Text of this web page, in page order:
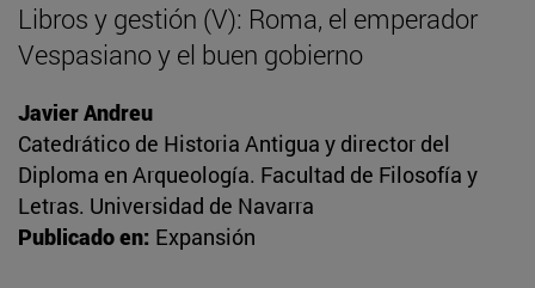
Libros y gestión (V): Roma, el emperador
Vespasiano y el buen gobierno
Javier Andreu
Catedrático de Historia Antigua y director del
Diploma en Arqueología. Facultad de Filosofía y
Letras. Universidad de Navarra
Publicado en: Expansión